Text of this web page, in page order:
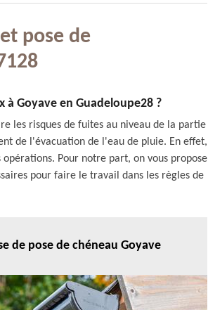
pose de
Goyave en Guadeloupe28 ?
les risques de fuites au niveau de la partie
de l'évacuation de l'eau de pluie. En effet,
Pour notre part, on vous propose
pour faire le travail dans les règles de
de pose de chéneau Goyave